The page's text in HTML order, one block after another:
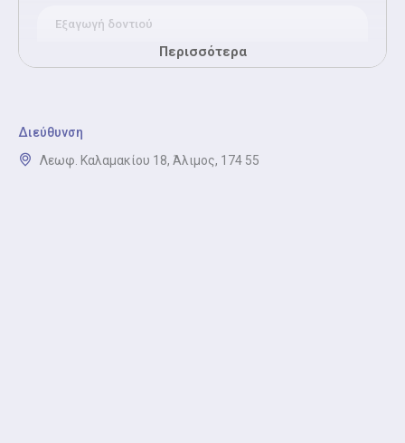
Διεύθυνση
Λεωφ. Καλαμακίου 18, Άλιμος, 174 55
Εξαγωγή δοντιού
Εξαγωγή δοντιού είναι η ασφαλής και ανώδυνη
αφαίρεση προβληματικού δοντιού.
Εξαγωγή φρονιμίτη είναι η ασφαλής και εξειδικευμένη
αφαίρεση φρονιμιτών που δεν έχουν πλήρως
Περισσότερα